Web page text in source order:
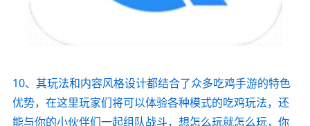
10、其玩法和内容风格设计都结合了众多吃鸡手游的特色
优势，在这里玩家们将可以体验各种模式的吃鸡玩法，还
能与你的小伙伴们一起组队战斗，想怎么玩就怎么玩，你